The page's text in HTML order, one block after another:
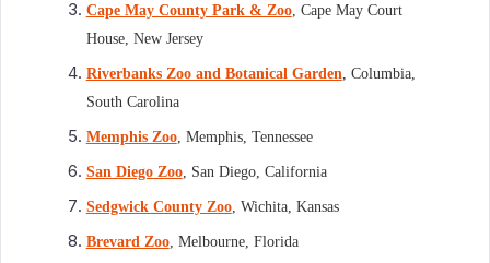
Cape May County Park & Zoo, Cape May Court
House, New Jersey
Riverbanks Zoo and Botanical Garden , Columbia,
South Carolina
Memphis Zoo, Memphis, Tennessee
San Diego Zoo, San Diego, California
Sedgwick County Zoo, Wichita, Kansas
Brevard Zoo, Melbourne, Florida